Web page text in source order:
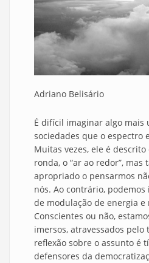
Adriano Belisário
É difícil imaginar algo mais
sociedades que o espectro
Muitas vezes, ele é
ronda, o “ar ao redor”, mas
apropriado o pensarmos
nós. Ao contrário,
de modulação de energia e
Conscientes ou não,
imersos, atravessados
reflexão sobre o assunto é
defensores da